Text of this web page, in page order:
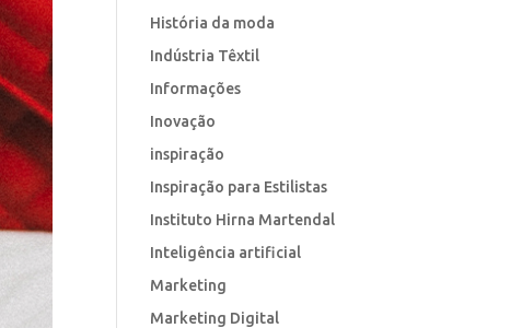
História da moda
Indústria Têxtil
Informações
Inovação
inspiração
Inspiração para Estilistas
Instituto Hirna Martendal
Inteligência artificial
Marketing
Marketing Digital